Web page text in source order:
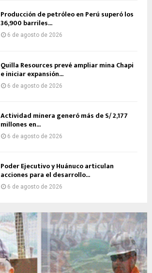
Producción de petróleo en Perú superó los
36,900 barriles...
6 de agosto de 2026
Quilla Resources prevé ampliar mina Chapi
e iniciar expansión...
6 de agosto de 2026
Actividad minera generó más de S/ 2,177
millones en...
6 de agosto de 2026
Poder Ejecutivo y Huánuco articulan
acciones para el desarrollo...
6 de agosto de 2026